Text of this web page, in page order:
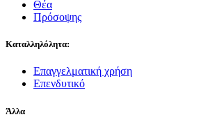
Θέα
Πρόσοψης
Καταλληλόλητα:
Επαγγελματική χρήση
Επενδυτικό
Άλλα